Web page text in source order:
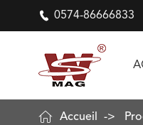
 0574-86666833
 Accueil